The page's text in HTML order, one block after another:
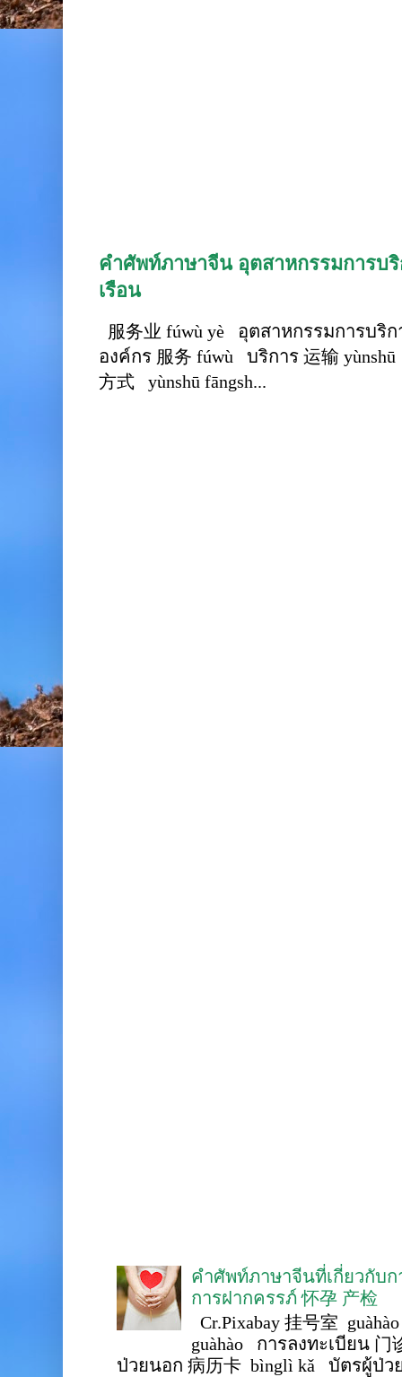
คำศัพท์ภาษาจีน อุตสาหกรรมการบ
เรือน
服务业 fúwù yè อุตสาหกรรมการบริ
องค์กร 服务 fúwù บริการ 运输
方式 yùnshū fāngsh...
คำศัพท์ภาษาจีนที่เกี่ยวกับ
การฝากครรภ์ 怀孕 产检
Cr.Pixabay 挂号室
guàhào การลงทะเบียน 门
ป่วยนอก 病历卡 bìnglì kǎ บัตรผู้ป่ว